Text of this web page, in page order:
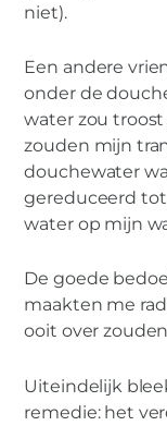
niet).
Een andere
onder de
water zou
zouden mijn
douchewater
gereduceerd
water op mijn
De goede
maakten me
ooit over
Uiteindelijk
remedie: het